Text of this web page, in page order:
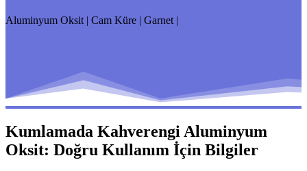
Aluminyum Oksit | Cam Küre | Garnet |
Kumlamada Kahverengi Aluminyum
Oksit: Doğru Kullanım İçin Bilgiler